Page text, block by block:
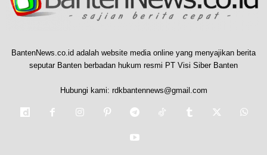
BantenNews.co.id adalah website media online yang menyajikan berita
seputar Banten berbadan hukum resmi PT Visi Siber Banten
Hubungi kami: rdkbantennews@gmail.com